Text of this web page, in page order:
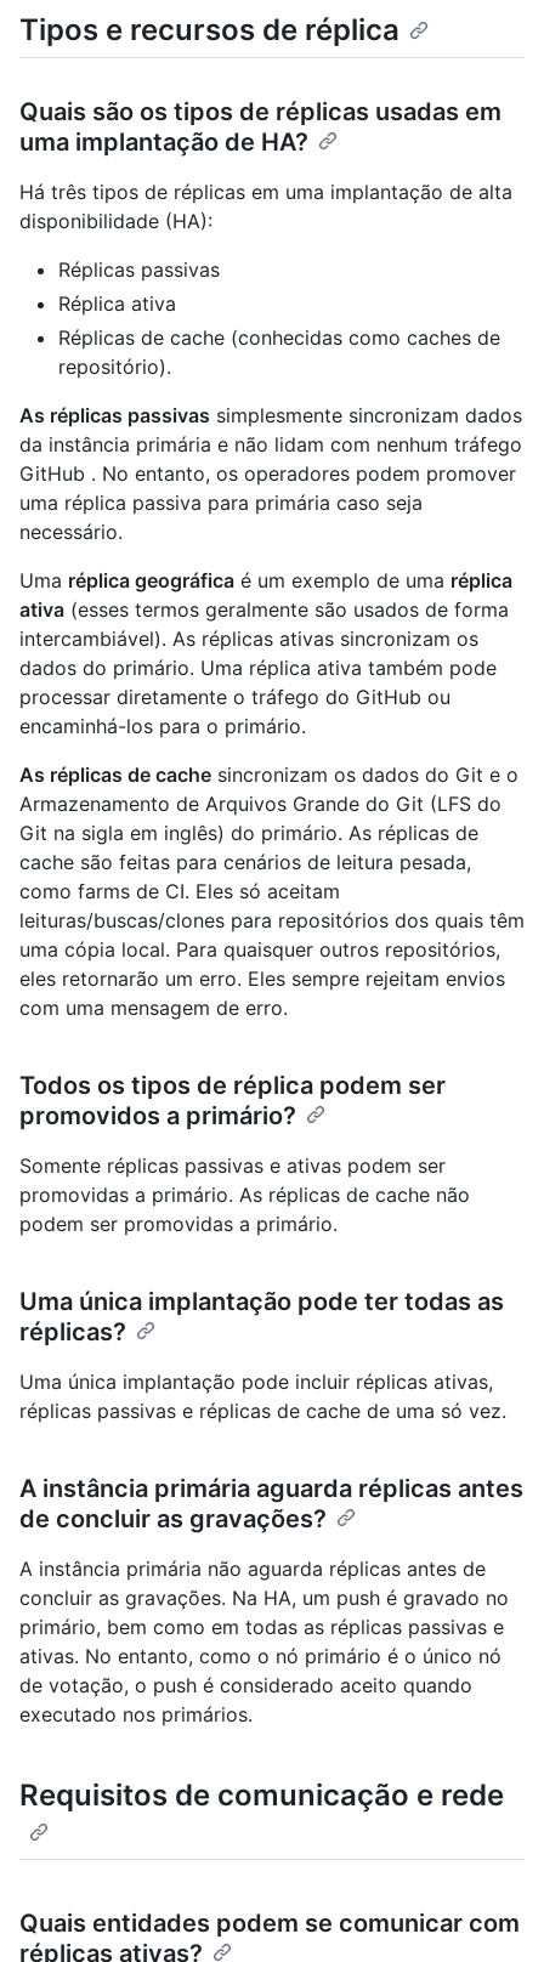
Tipos e recursos de réplica
Quais são os tipos de réplicas usadas em
uma implantação de HA?
Há três tipos de réplicas em uma implantação de alta
disponibilidade (HA):
Réplicas passivas
Réplica ativa
Réplicas de cache (conhecidas como caches de
repositório).
As réplicas passivas simplesmente sincronizam dados
da instância primária e não lidam com nenhum tráfego
GitHub . No entanto, os operadores podem promover
uma réplica passiva para primária caso seja
necessário.
Uma réplica geográfica é um exemplo de uma réplica
ativa (esses termos geralmente são usados de forma
intercambiável). As réplicas ativas sincronizam os
dados do primário. Uma réplica ativa também pode
processar diretamente o tráfego do GitHub ou
encaminhá-los para o primário.
As réplicas de cache sincronizam os dados do Git e o
Armazenamento de Arquivos Grande do Git (LFS do
Git na sigla em inglês) do primário. As réplicas de
cache são feitas para cenários de leitura pesada,
como farms de CI. Eles só aceitam
leituras/buscas/clones para repositórios dos quais têm
uma cópia local. Para quaisquer outros repositórios,
eles retornarão um erro. Eles sempre rejeitam envios
com uma mensagem de erro.
Todos os tipos de réplica podem ser
promovidos a primário?
Somente réplicas passivas e ativas podem ser
promovidas a primário. As réplicas de cache não
podem ser promovidas a primário.
Uma única implantação pode ter todas as
réplicas?
Uma única implantação pode incluir réplicas ativas,
réplicas passivas e réplicas de cache de uma só vez.
A instância primária aguarda réplicas antes
de concluir as gravações?
A instância primária não aguarda réplicas antes de
concluir as gravações. Na HA, um push é gravado no
primário, bem como em todas as réplicas passivas e
ativas. No entanto, como o nó primário é o único nó
de votação, o push é considerado aceito quando
executado nos primários.
Requisitos de comunicação e rede
Quais entidades podem se comunicar com
réplicas ativas?